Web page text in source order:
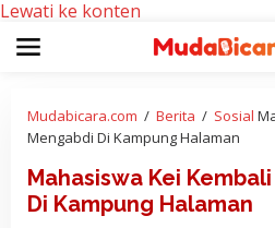
Lewati ke konten
Mudabicara.com / Berita / Sosial
Mengabdi Di Kampung Halaman
Mahasiswa Kei
Di Kampung Halaman